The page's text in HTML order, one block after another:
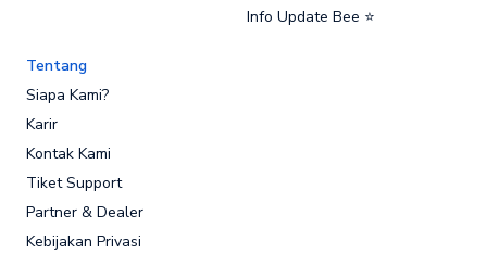
Info Update Bee ⭐
Tentang
Siapa Kami?
Karir
Kontak Kami
Tiket Support
Partner & Dealer
Kebijakan Privasi